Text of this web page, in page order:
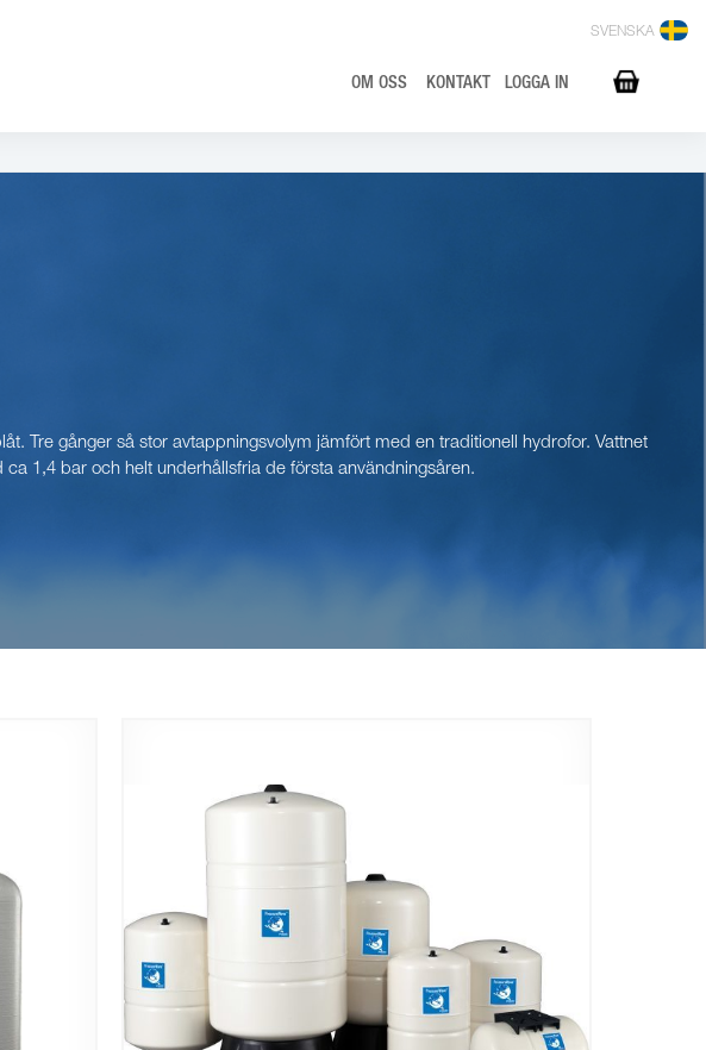
SVENSKA
OM OSS KONTAKT LOGGA IN
Tre gånger så stor avtappningsvolym jämfört med en traditionell hydrofor. Vattnet
1,4 bar och helt underhållsfria de första användningsåren.